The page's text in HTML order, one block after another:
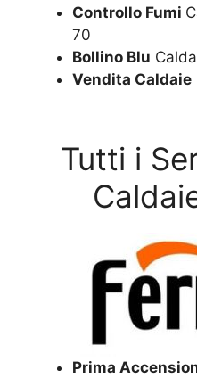
Controllo Fumi
70
Bollino Blu
Vendita Caldaie
Tutti i
Prima